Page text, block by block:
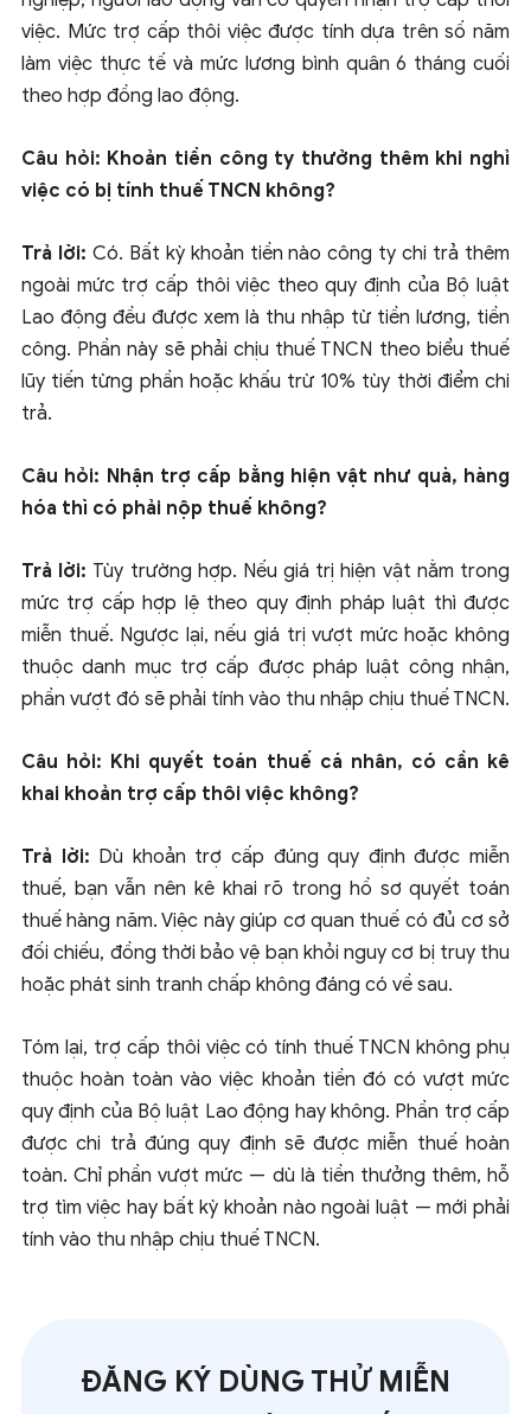
việc. Mức trợ cấp thôi việc được tính dựa trên số năm
làm việc thực tế và mức lương bình quân 6 tháng cuối
theo hợp đồng lao động.
Câu hỏi: Khoản tiền công ty thưởng thêm khi nghỉ
việc có bị tính thuế TNCN không?
Trả lời: Có. Bất kỳ khoản tiền nào công ty chi trả thêm
ngoài mức trợ cấp thôi việc theo quy định của Bộ luật
Lao động đều được xem là thu nhập từ tiền lương, tiền
công. Phần này sẽ phải chịu thuế TNCN theo biểu thuế
lũy tiến từng phần hoặc khấu trừ 10% tùy thời điểm chi
trả.
Câu hỏi: Nhận trợ cấp bằng hiện vật như quà, hàng
hóa thì có phải nộp thuế không?
Trả lời: Tùy trường hợp. Nếu giá trị hiện vật nằm trong
mức trợ cấp hợp lệ theo quy định pháp luật thì được
miễn thuế. Ngược lại, nếu giá trị vượt mức hoặc không
thuộc danh mục trợ cấp được pháp luật công nhận,
phần vượt đó sẽ phải tính vào thu nhập chịu thuế TNCN.
Câu hỏi: Khi quyết toán thuế cá nhân, có cần kê
khai khoản trợ cấp thôi việc không?
Trả lời: Dù khoản trợ cấp đúng quy định được miễn
thuế, bạn vẫn nên kê khai rõ trong hồ sơ quyết toán
thuế hàng năm. Việc này giúp cơ quan thuế có đủ cơ sở
đối chiếu, đồng thời bảo vệ bạn khỏi nguy cơ bị truy thu
hoặc phát sinh tranh chấp không đáng có về sau.
Tóm lại, trợ cấp thôi việc có tính thuế TNCN không phụ
thuộc hoàn toàn vào việc khoản tiền đó có vượt mức
quy định của Bộ luật Lao động hay không. Phần trợ cấp
được chi trả đúng quy định sẽ được miễn thuế hoàn
toàn. Chỉ phần vượt mức — dù là tiền thưởng thêm, hỗ
trợ tìm việc hay bất kỳ khoản nào ngoài luật — mới phải
tính vào thu nhập chịu thuế TNCN.
ĐĂNG KÝ DÙNG THỬ MIỄN